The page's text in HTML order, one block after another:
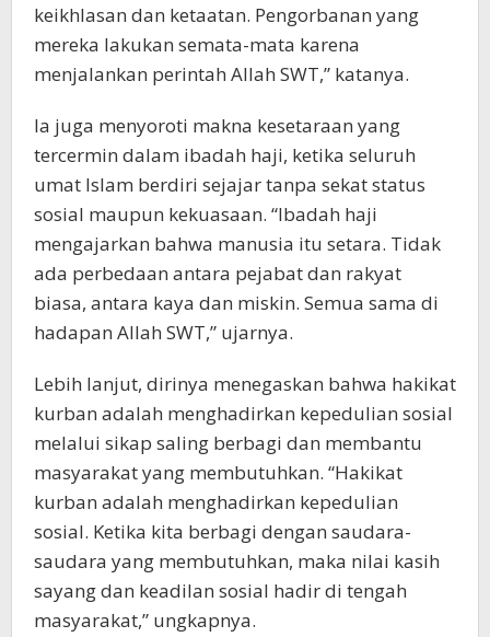
keikhlasan dan ketaatan. Pengorbanan yang
mereka lakukan semata-mata karena
menjalankan perintah Allah SWT,” katanya.
Ia juga menyoroti makna kesetaraan yang
tercermin dalam ibadah haji, ketika seluruh
umat Islam berdiri sejajar tanpa sekat status
sosial maupun kekuasaan. “Ibadah haji
mengajarkan bahwa manusia itu setara. Tidak
ada perbedaan antara pejabat dan rakyat
biasa, antara kaya dan miskin. Semua sama di
hadapan Allah SWT,” ujarnya.
Lebih lanjut, dirinya menegaskan bahwa hakikat
kurban adalah menghadirkan kepedulian sosial
melalui sikap saling berbagi dan membantu
masyarakat yang membutuhkan. “Hakikat
kurban adalah menghadirkan kepedulian
sosial. Ketika kita berbagi dengan saudara-
saudara yang membutuhkan, maka nilai kasih
sayang dan keadilan sosial hadir di tengah
masyarakat,” ungkapnya.